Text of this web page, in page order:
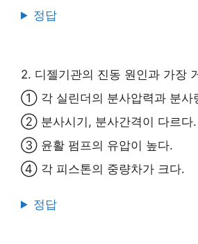
정답
2. 디젤기관의 진동 원인과 가장
① 각 실린더의 분사압력과 분사
② 분사시기, 분사간격이 다르다.
③ 윤활 펌프의 유압이 높다.
④ 각 피스톤의 중량차가 크다.
정답